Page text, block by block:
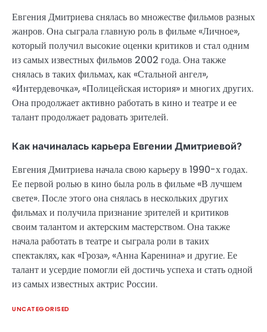
Евгения Дмитриева снялась во множестве фильмов разных
жанров. Она сыграла главную роль в фильме «Личное»,
который получил высокие оценки критиков и стал одним
из самых известных фильмов 2002 года. Она также
снялась в таких фильмах, как «Стальной ангел»,
«Интердевочка», «Полицейская история» и многих других.
Она продолжает активно работать в кино и театре и ее
талант продолжает радовать зрителей.
Как начиналась карьера Евгении Дмитриевой?
Евгения Дмитриева начала свою карьеру в 1990-х годах.
Ее первой ролью в кино была роль в фильме «В лучшем
свете». После этого она снялась в нескольких других
фильмах и получила признание зрителей и критиков
своим талантом и актерским мастерством. Она также
начала работать в театре и сыграла роли в таких
спектаклях, как «Гроза», «Анна Каренина» и другие. Ее
талант и усердие помогли ей достичь успеха и стать одной
из самых известных актрис России.
UNCATEGORISED